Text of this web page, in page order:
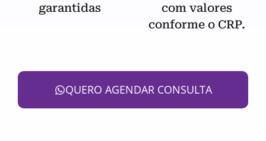
garantidas
com valores
conforme o CRP.
QUERO AGENDAR CONSULTA